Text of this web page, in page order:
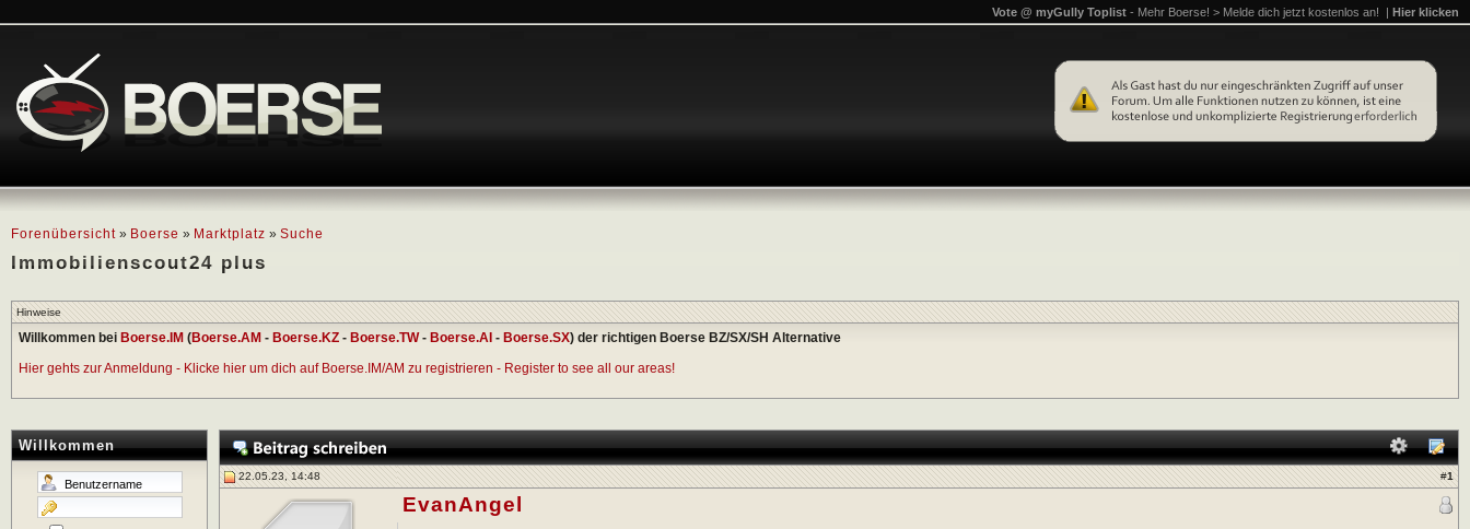
Forenübersicht » Boerse » Marktplatz » Suche
Immobilienscout24 plus
Vote @ myGully Toplist - Mehr Boerse! > Melde dich jetzt kostenlos an! | Hier klicken
Hinweise
Willkommen bei Boerse.IM (Boerse.AM - Boerse.KZ - Boerse.TW- Boerse.AI - Boerse.SX) der richtigen Boerse BZ/SX/SH Alternative
Hier gehts zur Anmeldung - Klicke hier um dich auf Boerse.IM/AM zu registrieren - Register to see all our areas!
Willkommen
22.05.23, 14:48 #1
EvanAngel